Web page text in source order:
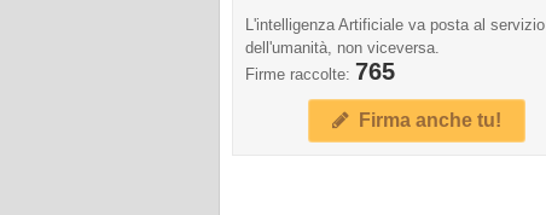
L'intelligenza Artificiale va posta al servizio
dell'umanità, non viceversa.
Firme raccolte: 765
Firma anche tu!